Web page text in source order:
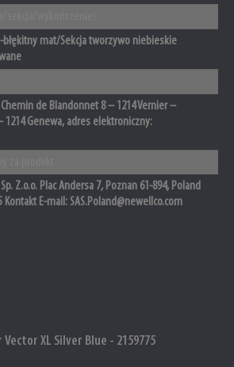
błękitny mat/Sekcja tworzywo niebieskie
Chemin de Blandonnet 8 – 1214 Vernier –
1214 Genewa, adres elektroniczny:
Z.o.o. Plac Andersa 7, Poznan 61-894, Poland
Kontakt E-mail: SAS.Poland@newellco.com
XL Silver Blue - 2159775